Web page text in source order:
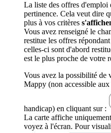
La liste des offres d'emploi
pertinence. Cela veut dire
plus à vos critères
Vous avez renseigné le
restitue les offres
celles-ci sont d'abord
est le plus proche de votre
Vous avez la possibilité de
Mappy (non accessible
handicap) en cliquant sur :
La carte affiche
voyez à l'écran. Pour